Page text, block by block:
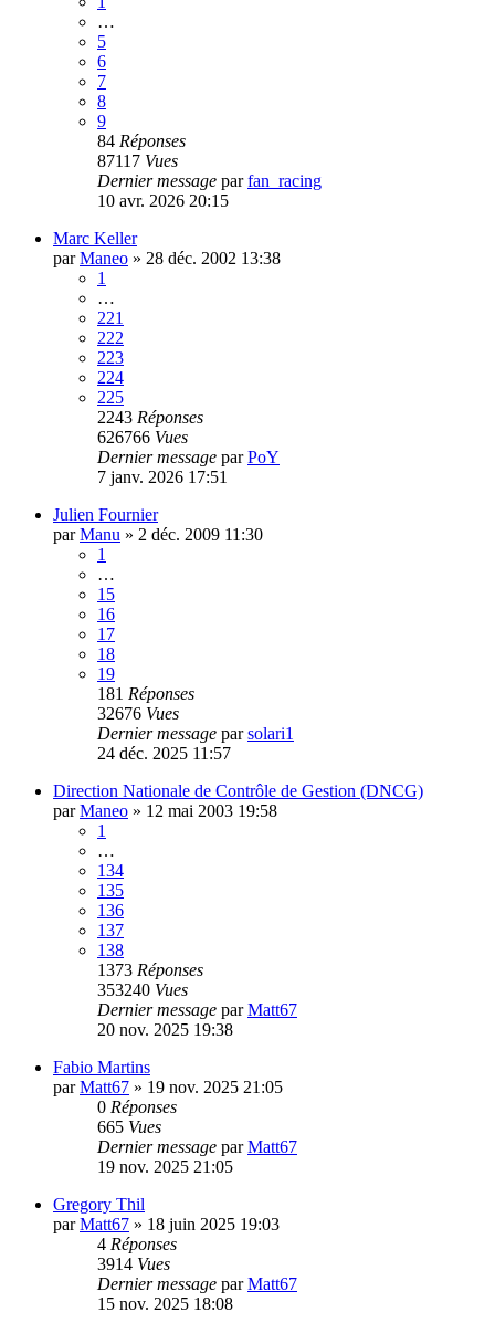
…
5
6
7
8
9
84 Réponses
87117 Vues
Dernier message parfan_racing
10 avr. 2026 20:15
Marc Keller
parManeo » 28 déc. 2002 13:38
1
…
221
222
223
224
225
2243 Réponses
626766 Vues
Dernier message parPoY
7 janv. 2026 17:51
Julien Fournier
parManu » 2 déc. 2009 11:30
1
…
15
16
17
18
19
181 Réponses
32676 Vues
Dernier message parsolari1
24 déc. 2025 11:57
Direction Nationale de Contrôle de Gestion (DNCG)
parManeo » 12 mai 2003 19:58
1
…
134
135
136
137
138
1373 Réponses
353240 Vues
Dernier message parMatt67
20 nov. 2025 19:38
Fabio Martins
parMatt67 » 19 nov. 2025 21:05
0 Réponses
665 Vues
Dernier message parMatt67
19 nov. 2025 21:05
Gregory Thil
parMatt67 » 18 juin 2025 19:03
4 Réponses
3914 Vues
Dernier message parMatt67
15 nov. 2025 18:08